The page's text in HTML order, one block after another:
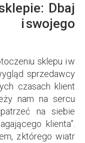
Dbaj
i swojego
sklepu i w
sprzedawcy
czasach klient
nam na sercu
na siebie
klienta”.
z którego wiatr